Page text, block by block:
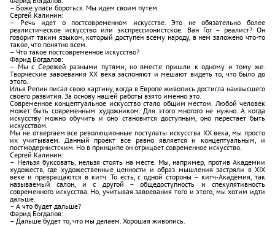
– Боже упаси бороться. Мы идем своим путем.
Сергей Калинин:
– Речь идет о постсовременном искусстве. Это не обязательно более
реалистическое искусство или экспрессионистское. Ван Гог – реалист? Он
говорит таким языком, который доступен всему народу, в нем заложено что-то
такое, что понятно всем.
– Что такое постсовременное искусство?
Фарид Богдалов:
– Мы с Сережей разными путями, но вместе пришли к одному и тому же.
Творческие завоевания ХХ века заслоняют и мешают видеть то, что было до
этого.
Илья Репин писал свою картину, когда в Европе живопись достигла наивысшего
своего развития. За основу нашей работы взято именно это.
Современное концептуальное искусство стало общим местом. Любой человек
может быть современным художником. Для этого многого не нужно. А когда
искусству можно обучить и оно становится доступным, оно перестает быть
искусством.
Мы не отвергаем все революционные постулаты искусства ХХ века, мы просто
их учитываем. Данный проект все равно является и концептуальным, и
постмодернистским. Но в принципе он отрицает современное искусство.
Сергей Калинин:
– Нельзя буксовать, нельзя стоять на месте. Мы, например, против Академии
художеств, где художественные ценности и образ мышления застряли в XIX
веке и превращаются в китч. То есть, с одной стороны – китч-Академия, так
называемый салон, и с другой – общедоступность и спекулятивность
современного искусства. Но, учитывая завоевания того и этого, мы хотим идти
дальше.
– А что будет дальше?
Фарид Богдалов:
– Дальше будет то, что мы делаем. Хорошая живопись.